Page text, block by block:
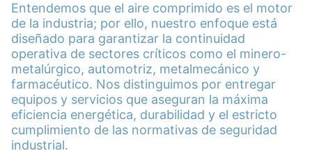
Entendemos que el aire comprimido es el motor
de la industria; por ello, nuestro enfoque está
diseñado para garantizar la continuidad
operativa de sectores críticos como el minero-
metalúrgico, automotriz, metalmecánico y
farmacéutico. Nos distinguimos por entregar
equipos y servicios que aseguran la máxima
eficiencia energética, durabilidad y el estricto
cumplimiento de las normativas de seguridad
industrial.